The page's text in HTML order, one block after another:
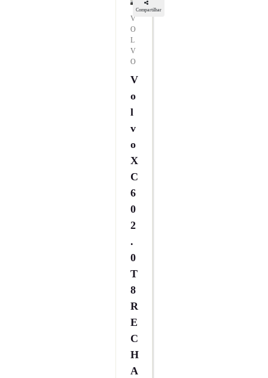
Compartilhar
V
O
L
V
O
V
O
L
V
O
X
C
6
0
2
.
0
T
8
R
E
C
H
A